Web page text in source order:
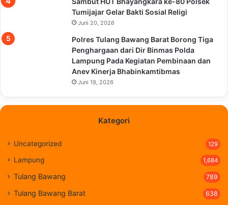
Tumijajar Gelar Bakti Sosial Religi
Juni 20, 2026
Polres Tulang Bawang Barat Borong Tiga
Penghargaan dari Dir Binmas Polda
Lampung Pada Kegiatan Pembinaan dan
Anev Kinerja Bhabinkamtibmas
Juni 19, 2026
Kategori
Uncategorized 129
Lampung 1,684
Tulang Bawang 789
Tulang Bawang Barat 638